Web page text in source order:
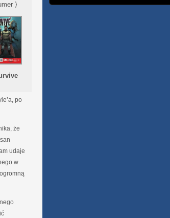
⟩
po
że
udaje
w